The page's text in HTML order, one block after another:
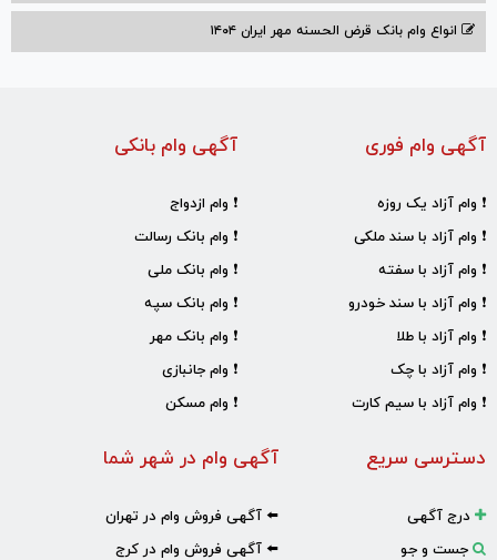
انواع وام بانک قرض الحسنه مهر ایران ۱۴۰۴
آگهی وام بانکی
❗ وام ازدواج
❗ وام بانک رسالت
❗ وام بانک ملی
❗ وام بانک سپه
❗ وام بانک مهر
❗ وام جانبازی
❗ وام مسکن
آگهی وام فوری
❗ وام آزاد یک روزه
❗ وام آزاد با سند ملکی
❗ وام آزاد با سفته
❗ وام آزاد با سند خودرو
❗ وام آزاد با طلا
❗ وام آزاد با چک
❗ وام آزاد با سیم کارت
آگهی وام در شهر شما
⬅️ آگهی فروش وام در تهران
⬅️ آگهی فروش وام در کرج
دسترسی سریع
درج آگهی
جست و جو